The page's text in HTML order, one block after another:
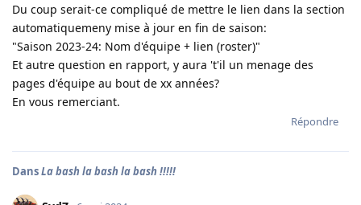
Du coup serait-ce compliqué de mettre le lien dans la section
automatiquemeny mise à jour en fin de saison:
"Saison 2023-24: Nom d'équipe + lien (roster)"
Et autre question en rapport, y aura 't'il un menage des
pages d'équipe au bout de xx années?
En vous remerciant.
Répondre
DansLa bash la bash la bash !!!!!